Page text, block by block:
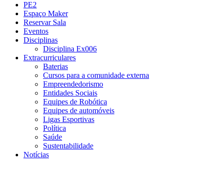
PE2
Espaço Maker
Reservar Sala
Eventos
Disciplinas
Disciplina Ex006
Extracurriculares
Baterias
Cursos para a comunidade externa
Empreendedorismo
Entidades Sociais
Equipes de Robótica
Equipes de automóveis
Ligas Esportivas
Política
Saúde
Sustentabilidade
Notícias